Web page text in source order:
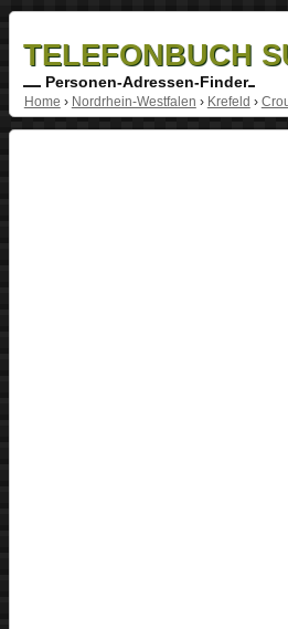
TELEFONBUCH
Personen-Adressen-Finder
Home › Nordrhein-Westfalen › Krefeld ›